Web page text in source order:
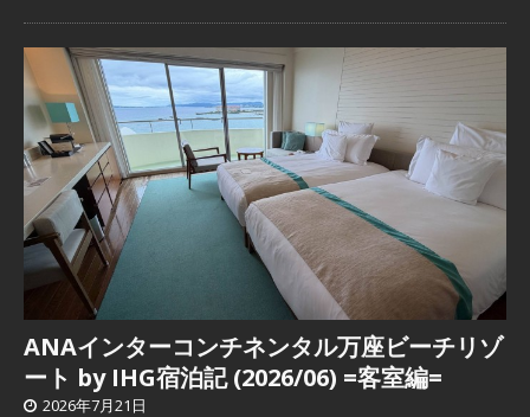
ANAインターコンチネンタル万座ビーチリゾ
ート by IHG宿泊記 (2026/06) =客室編=
2026年7月21日